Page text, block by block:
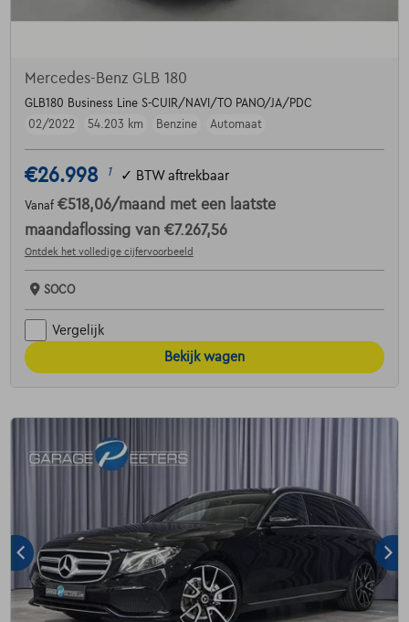
Mercedes-Benz GLB 180
GLB180 Business Line S-CUIR/NAVI/TO PANO/JA/PDC
02/2022
54.203 km Benzine Automaat
€26.998 1 ✓ BTW aftrekbaar
Vanaf €518,06/maand met een laatste
maandaflossing van €7.267,56
Ontdek het volledige cijfervoorbeeld
SOCO
Vergelijk
Bekijk wagen